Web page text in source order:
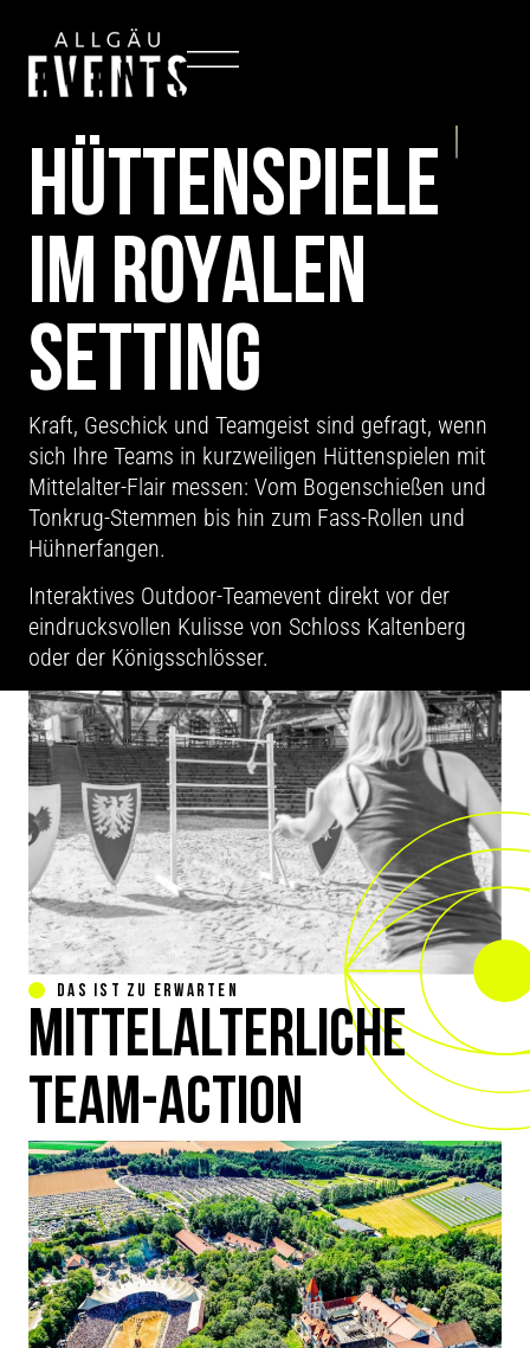
HÜTTEN­SPIELE
IM ROYALEN
SETTING
Kraft, Geschick und Teamgeist sind gefragt, wenn
sich Ihre Teams in kurzweiligen Hüttenspielen mit
Mittelalter-Flair messen: Vom Bogenschießen und
Tonkrug-Stemmen bis hin zum Fass-Rollen und
Hühnerfangen.
Interaktives Outdoor-Teamevent direkt vor der
eindrucksvollen Kulisse von Schloss Kaltenberg
oder der Königsschlösser.
DAS IST ZU ERWARTEN
MITTELALTERLICHE
TEAM-ACTION